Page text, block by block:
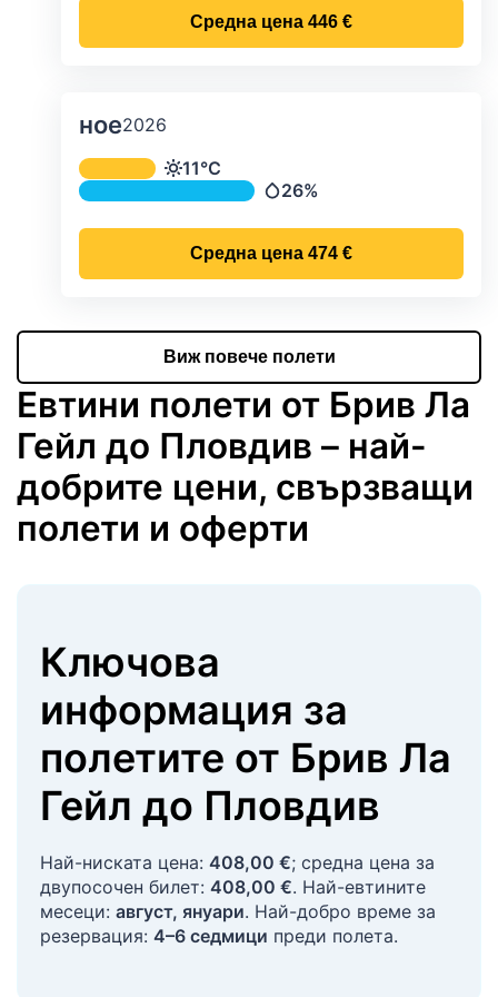
Средна цена 446 €
ное2026
Средна месечна температура и
Температура
11°C
Валежи
26%
Средна цена 474 €
Виж повече полети
Евтини полети от Брив Ла
Гейл до Пловдив – най-
добрите цени, свързващи
полети и оферти
Ключова
информация за
полетите от Брив Ла
Гейл до Пловдив
Най-ниската цена: 408,00 €; средна цена за
двупосочен билет: 408,00 €. Най-евтините
месеци: август, януари. Най-добро време за
резервация: 4–6 седмици преди полета.